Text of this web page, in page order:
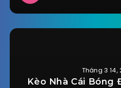
Tháng 3 14,
Kèo Nhà Cái Bóng